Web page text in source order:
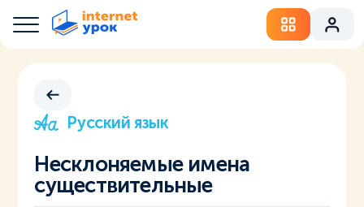
Русский язык
Несклоняемые имена
существительные